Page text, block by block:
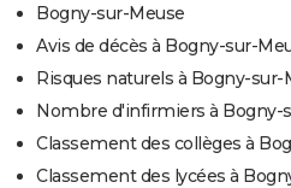
Bogny-sur-Meuse
Avis de décès à Bogny-sur-
Risques naturels à Bogny-sur-
Nombre d'infirmiers à Bogny-
Classement des collèges à
Classement des lycées à